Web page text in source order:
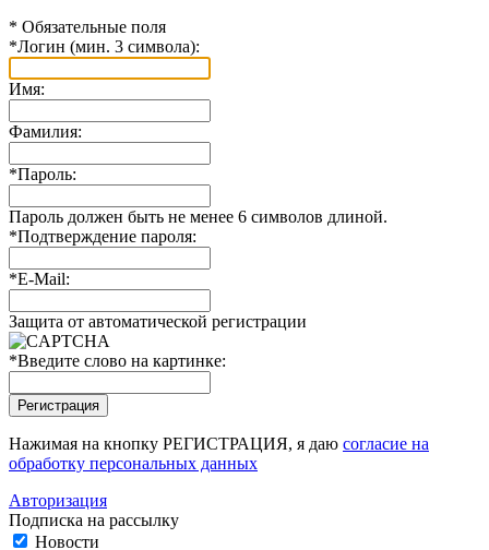
* Обязательные поля
*Логин (мин. 3 символа):
Имя:
Фамилия:
*Пароль:
Пароль должен быть не менее 6 символов длиной.
*Подтверждение пароля:
*E-Mail:
Защита от автоматической регистрации
*Введите слово на картинке:
Нажимая на кнопку РЕГИСТРАЦИЯ, я даю согласие на
обработку персональных данных
Авторизация
Подписка на рассылку
Новости